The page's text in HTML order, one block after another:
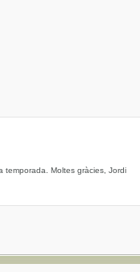
temporada. Moltes gràcies, Jordi